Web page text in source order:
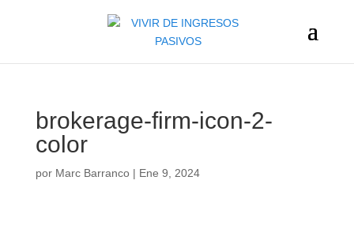
brokerage-firm-icon-2-
color
por Marc Barranco| Ene 9, 2024